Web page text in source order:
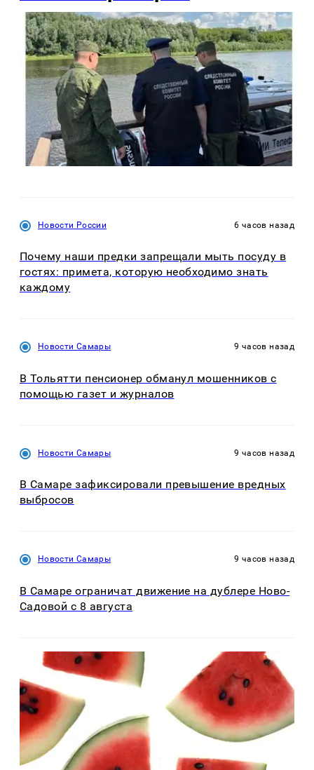
Новости России 6 часов назад
Почему наши предки запрещали мыть посуду в
гостях: примета, которую необходимо знать
каждому
Новости Самары 9 часов назад
В Тольятти пенсионер обманул мошенников с
помощью газет и журналов
Новости Самары 9 часов назад
В Самаре зафиксировали превышение вредных
выбросов
Новости Самары 9 часов назад
В Самаре ограничат движение на дублере Ново-
Садовой с 8 августа